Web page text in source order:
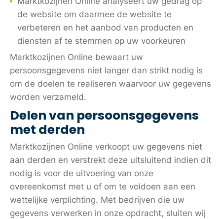
de website om daarmee de website te
verbeteren en het aanbod van producten en
diensten af te stemmen op uw voorkeuren
Marktkozijnen Online bewaart uw
persoonsgegevens niet langer dan strikt nodig is
om de doelen te realiseren waarvoor uw gegevens
worden verzameld.
Delen van persoonsgegevens
met derden
Marktkozijnen Online verkoopt uw gegevens niet
aan derden en verstrekt deze uitsluitend indien dit
nodig is voor de uitvoering van onze
overeenkomst met u of om te voldoen aan een
wettelijke verplichting. Met bedrijven die uw
gegevens verwerken in onze opdracht, sluiten wij